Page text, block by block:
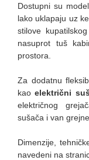
Dostupni su
lako uklapaju uz
stilove
nasuprot tuš
prostora.
Za dodatnu
kaoelektrični
električnog
sušača i van
Dimenzije,
navedeni na